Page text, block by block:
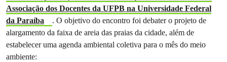
Associação dos Docentes da UFPB na Universidade Federal
da Paraíba
. O objetivo do encontro foi debater o projeto de
alargamento da faixa de areia das praias da cidade, além de
estabelecer uma agenda ambiental coletiva para o mês do meio
ambiente: